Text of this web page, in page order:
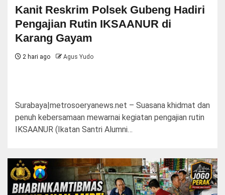
Kanit Reskrim Polsek Gubeng Hadiri
Pengajian Rutin IKSAANUR di
Karang Gayam
2 hari ago Agus Yudo
Surabaya|metrosoeryanews.net – Suasana khidmat dan
penuh kebersamaan mewarnai kegiatan pengajian rutin
IKSAANUR (Ikatan Santri Alumni…